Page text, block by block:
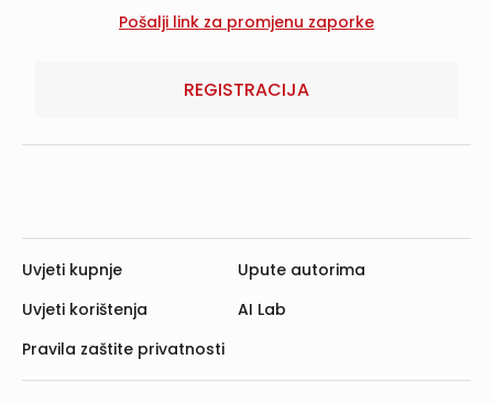
REGISTRACIJA
Uvjeti kupnje
Uvjeti korištenja
Pravila zaštite privatnosti
Upute autorima
AI Lab